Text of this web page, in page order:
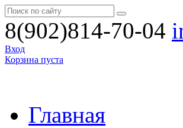
8(902)814-70-04
Вход
Корзина пуста
Главная